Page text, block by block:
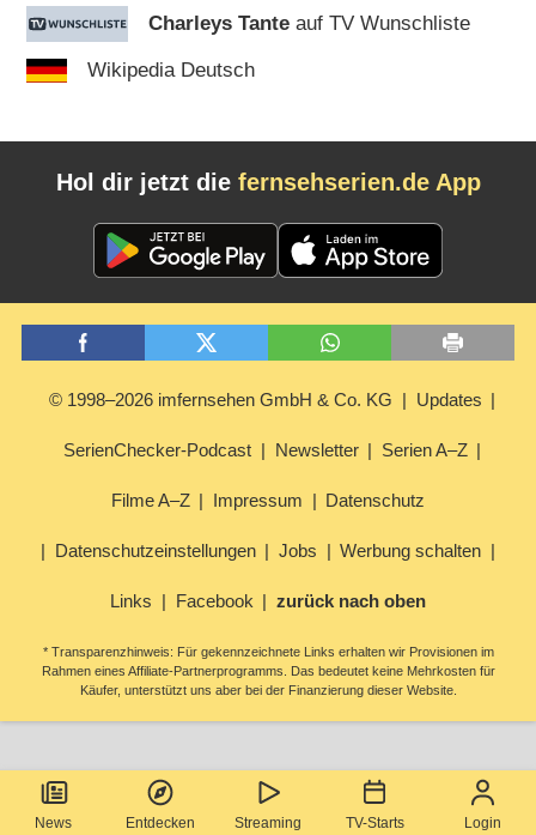
News Entdecken Streaming TV-Starts Login
Charleys Tante auf TV Wunschliste
Wikipedia Deutsch
Hol dir jetzt die fernsehserien.de App
© 1998–2026 imfernsehen GmbH & Co. KG Updates
SerienChecker-Podcast Newsletter Serien A–Z
Filme A–Z Impressum Datenschutz
Datenschutzeinstellungen Jobs Werbung schalten
Links Facebook zurück nach oben
* Transparenzhinweis: Für gekennzeichnete Links erhalten wir Provisionen im
Rahmen eines Affiliate-Partnerprogramms. Das bedeutet keine Mehrkosten für
Käufer, unterstützt uns aber bei der Finanzierung dieser Website.